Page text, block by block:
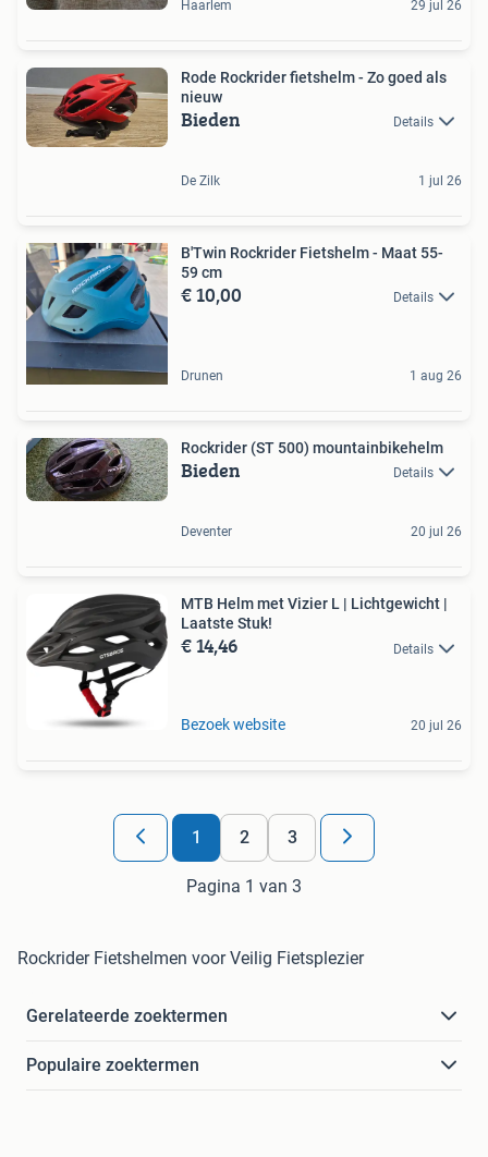
Haarlem 29 jul 26
Rode Rockrider fietshelm - Zo goed als
nieuw
Bieden Details
De Zilk 1 jul 26
B'Twin Rockrider Fietshelm - Maat 55-
59 cm
€ 10,00 Details
Drunen 1 aug 26
Rockrider (ST 500) mountainbikehelm
Bieden Details
Deventer 20 jul 26
MTB Helm met Vizier L | Lichtgewicht |
Laatste Stuk!
€ 14,46 Details
Bezoek website 20 jul 26
1 2 3
Pagina 1 van 3
Rockrider Fietshelmen voor Veilig Fietsplezier
Gerelateerde zoektermen
Populaire zoektermen